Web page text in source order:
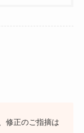
修正のご指摘は